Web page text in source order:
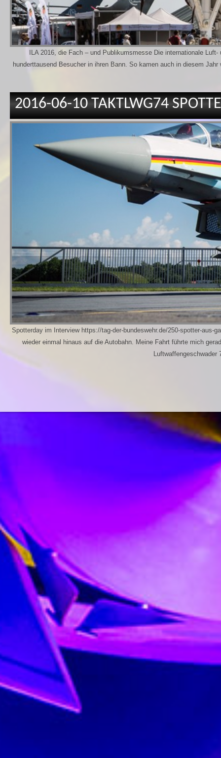
ILA 2016, die Fach – und Publikumsmesse Die internationale
hunderttausend Besucher in ihren Bann. So kamen auch in diesem
2016-06-10 ‎TAKTLWG74‬
Spotterday im Interview https://tag-der-bundeswehr.de/250-spotter-aus-
wieder einmal hinaus auf die Autobahn. Meine Fahrt führte mich
Luftwaffengeschwader